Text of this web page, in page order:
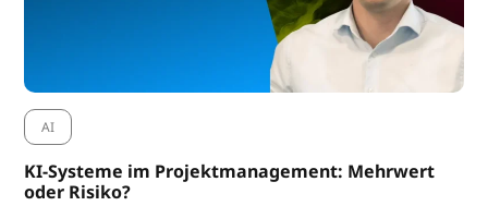
AI
KI-Systeme im Projektmanagement: Mehrwert
oder Risiko?